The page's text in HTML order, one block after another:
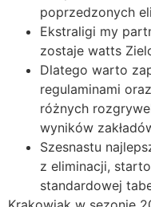
poprzedzonych
Ekstraligi my
zostaje watts
Dlatego warto
regulaminami
różnych
wyników
Szesnastu
z eliminacji,
standardowej